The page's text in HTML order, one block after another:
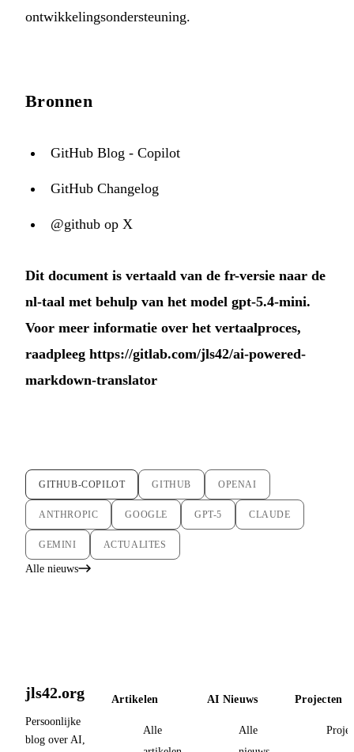
ontwikkelingsondersteuning.
Bronnen
GitHub Blog - Copilot
GitHub Changelog
@github op X
Dit document is vertaald van de fr-versie naar de
nl-taal met behulp van het model gpt-5.4-mini.
Voor meer informatie over het vertaalproces,
raadpleeg https://gitlab.com/jls42/ai-powered-
markdown-translator
GITHUB-COPILOT GITHUB OPENAI
ANTHROPIC GOOGLE GPT-5 CLAUDE
GEMINI ACTUALITES
Alle nieuws
jls42.org
Persoonlijke
blog over AI,
Artikelen
Alle
AI Nieuws
Alle
Projecten